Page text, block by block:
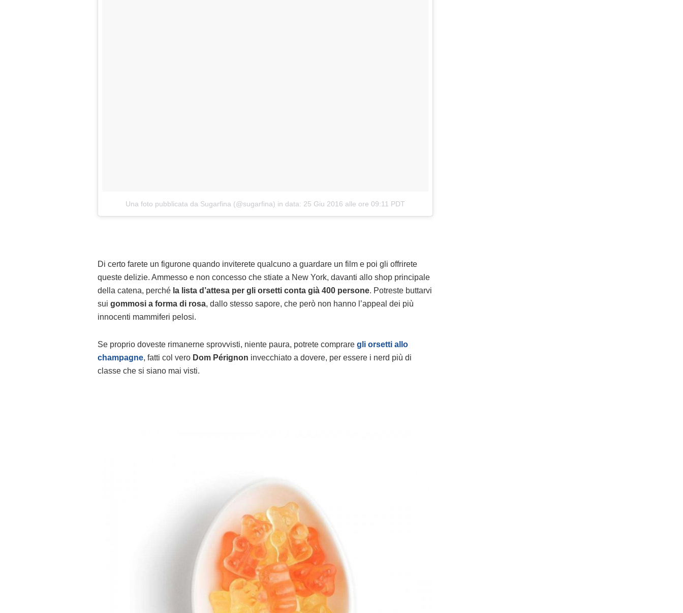
Una foto pubblicata da Sugarfina (@sugarfina) in data: 25 Giu 2016 alle ore 09:11 PDT
Di certo farete un figurone quando inviterete qualcuno a guardare un film e poi gli offrirete
queste delizie. Ammesso e non concesso che stiate a New York, davanti allo shop principale
della catena, perché la lista d’attesa per gli orsetti conta già 400 persone. Potreste buttarvi
sui gommosi a forma di rosa, dallo stesso sapore, che però non hanno l’appeal dei più
innocenti mammiferi pelosi.
Se proprio doveste rimanerne sprovvisti, niente paura, potrete comprare gli orsetti allo
champagne, fatti col vero Dom Pérignon invecchiato a dovere, per essere i nerd più di
classe che si siano mai visti.